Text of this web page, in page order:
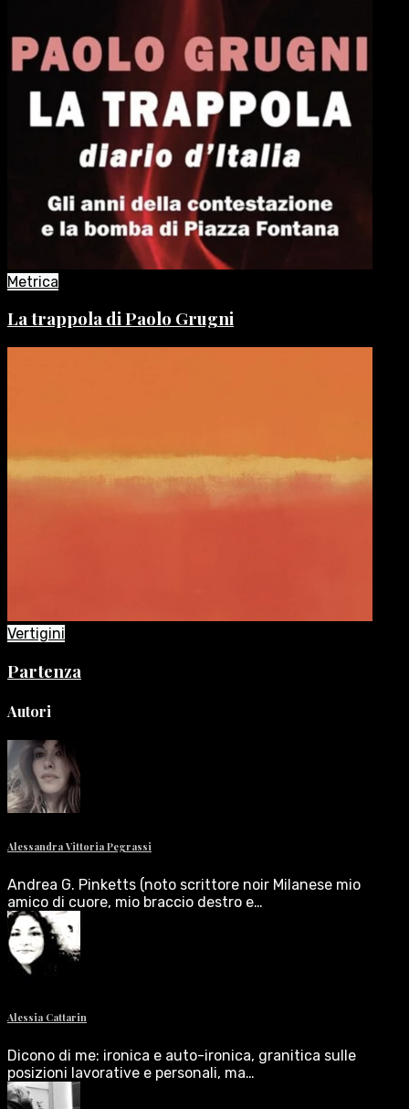
Metrica
La trappola di Paolo Grugni
Vertigini
Partenza
Autori
Alessandra Vittoria Pegrassi
Andrea G. Pinketts (noto scrittore noir Milanese mio
amico di cuore, mio braccio destro e…
Alessia Cattarin
Dicono di me: ironica e auto-ironica, granitica sulle
posizioni lavorative e personali, ma…